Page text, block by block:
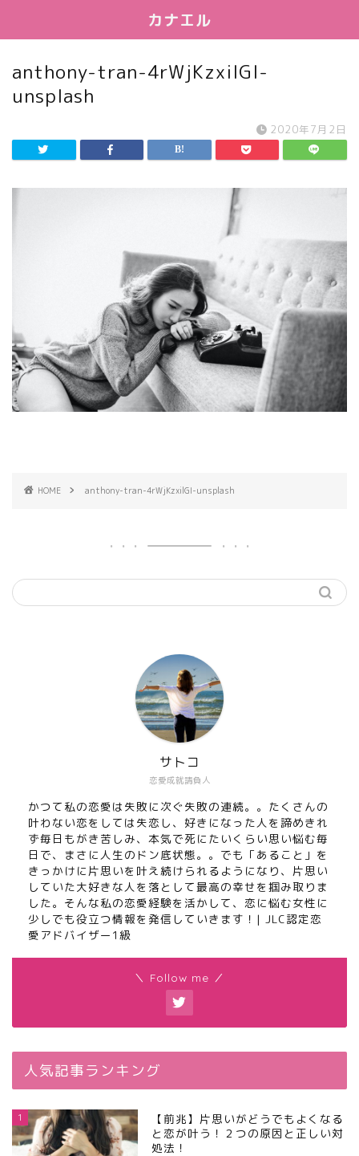
カナエル
anthony-tran-4rWjKzxilGI-
unsplash
2020年7月2日
HOME anthony-tran-4rWjKzxilGI-unsplash
恋愛成就請負人
サトコ
かつて私の恋愛は失敗に次ぐ失敗の連続。。たくさんの
叶わない恋をしては失恋し、好きになった人を諦めきれ
ず毎日もがき苦しみ、本気で死にたいくらい思い悩む毎
日で、まさに人生のドン底状態。。でも「あること」を
きっかけに片思いを叶え続けられるようになり、片思い
していた大好きな人を落として最高の幸せを掴み取りま
した。そんな私の恋愛経験を活かして、恋に悩む女性に
少しでも役立つ情報を発信していきます！| JLC認定恋
愛アドバイザー1級
＼ Follow me ／
人気記事ランキング
1
【前兆】片思いがどうでもよくなる
と恋が叶う！２つの原因と正しい対
処法！